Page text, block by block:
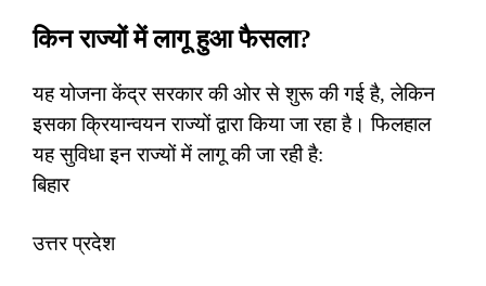
किन राज्यों में लागू हुआ फैसला?
यह योजना केंद्र सरकार की ओर से शुरू की गई है, लेकिन
इसका क्रियान्वयन राज्यों द्वारा किया जा रहा है। फिलहाल
यह सुविधा इन राज्यों में लागू की जा रही है:
बिहार
उत्तर प्रदेश